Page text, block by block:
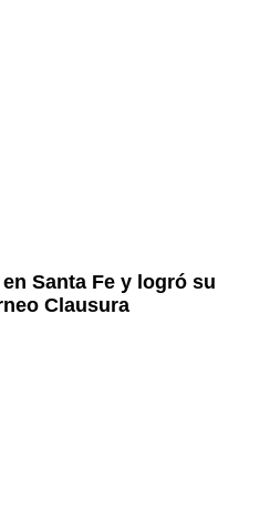
Santa Fe y logró su
Clausura